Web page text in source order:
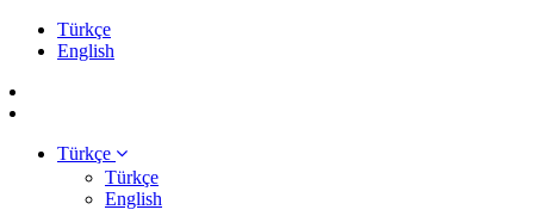
Türkçe
English
Türkçe
Türkçe
English